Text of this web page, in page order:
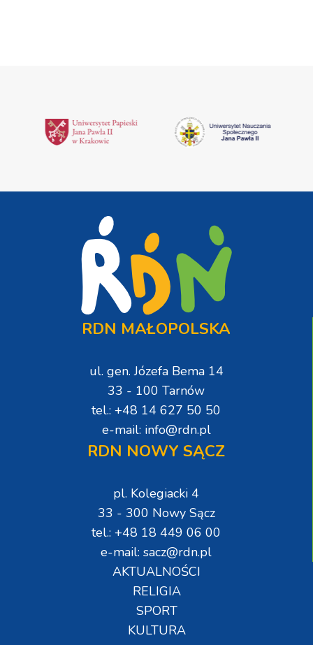
RDN MAŁOPOLSKA
ul. gen. Józefa Bema 14
33 - 100 Tarnów
tel.: +48 14 627 50 50
e-mail: info@rdn.pl
RDN NOWY SĄCZ
pl. Kolegiacki 4
33 - 300 Nowy Sącz
tel.: +48 18 449 06 00
e-mail: sacz@rdn.pl
AKTUALNOŚCI
RELIGIA
SPORT
KULTURA